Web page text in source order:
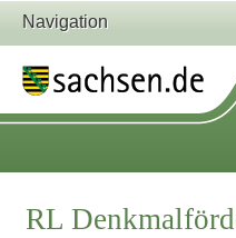
Navigation
RL